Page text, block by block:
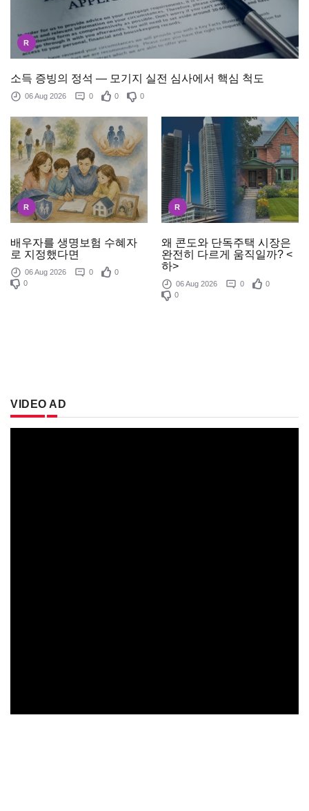
R
소득 증빙의 정석 — 모기지 실전 심사에서 핵심 척도
06 Aug 2026 0 0 0
R
배우자를 생명보험 수혜자
로 지정했다면
06 Aug 2026 0
0
0
R
왜 콘도와 단독주택 시장은
완전히 다르게 움직일까? <
하>
06 Aug 2026 0
0
0
VIDEO AD